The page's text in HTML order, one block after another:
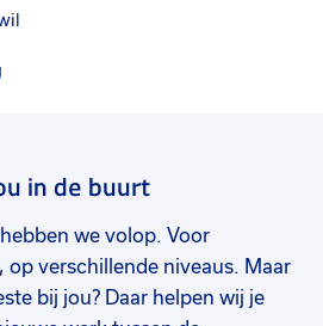
in de buurt
we volop. Voor
verschillende niveaus. Maar
bij jou? Daar helpen wij je